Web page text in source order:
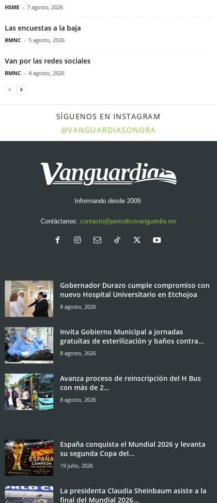
HSME - 7 agosto, 2026
Las encuestas a la baja
RMNC - 5 agosto, 2026
Van por las redes sociales
RMNC - 4 agosto, 2026
SÍGUENOS EN INSTAGRAM
@VANGUARDIASONORA
Informando desde 2009.
Contáctanos: contacto@periodicovanguardia.mx
Gobernador Durazo cumple compromiso con
nuevo Hospital Universitario en Etchojoa
8 agosto, 2026
Invita Gobierno Municipal a jornadas
gratuitas de esterilización y baños contra...
8 agosto, 2026
Avanza proceso de reinscripción del H Bus
con más de 2...
8 agosto, 2026
España conquista el Mundial 2026 y levanta
su segunda Copa del...
19 julio, 2026
La presidenta Claudia Sheinbaum asiste a la
final del Mundial 2026...